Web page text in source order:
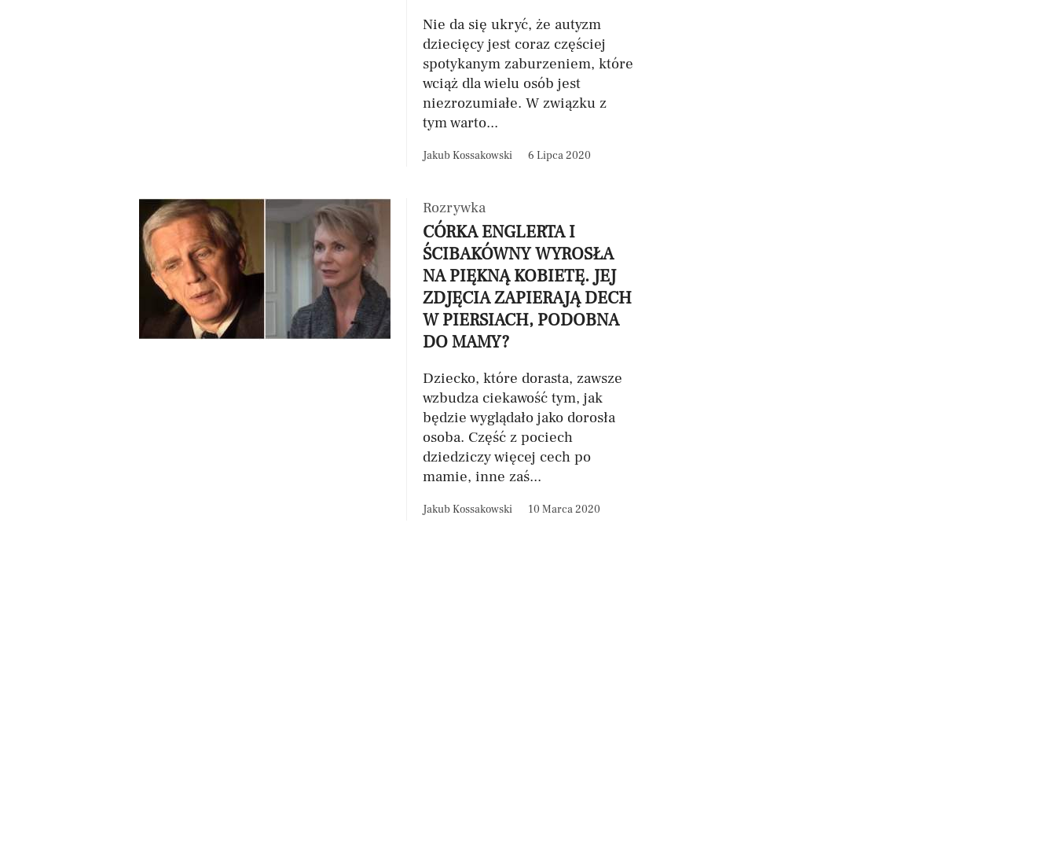
Nie da się ukryć, że autyzm
dziecięcy jest coraz częściej
spotykanym zaburzeniem, które
wciąż dla wielu osób jest
niezrozumiałe. W związku z
tym warto...
Jakub Kossakowski 6 Lipca 2020
Rozrywka
CÓRKA ENGLERTA I
ŚCIBAKÓWNY WYROSŁA
NA PIĘKNĄ KOBIETĘ. JEJ
ZDJĘCIA ZAPIERAJĄ DECH
W PIERSIACH, PODOBNA
DO MAMY?
Dziecko, które dorasta, zawsze
wzbudza ciekawość tym, jak
będzie wyglądało jako dorosła
osoba. Część z pociech
dziedziczy więcej cech po
mamie, inne zaś...
Jakub Kossakowski 10 Marca 2020